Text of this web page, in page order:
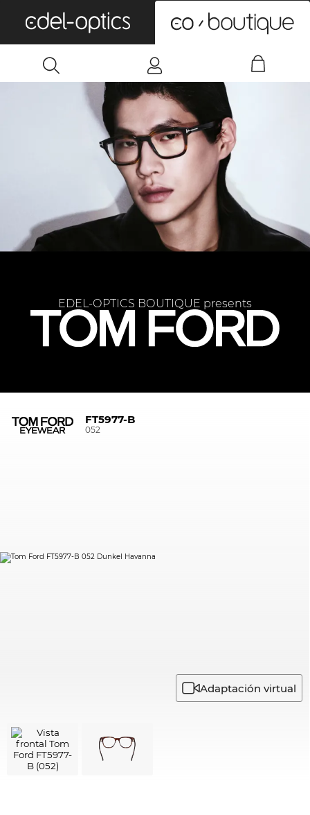
EDEL-OPTICS BOUTIQUE presents
FT5977-B
052
Adaptación virtual